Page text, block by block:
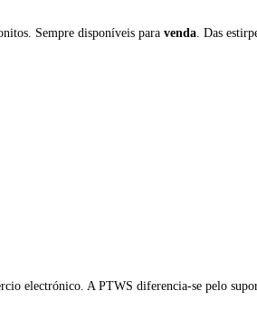
Sempre disponíveis para venda. Das
electrónico. A PTWS diferencia-se pelo